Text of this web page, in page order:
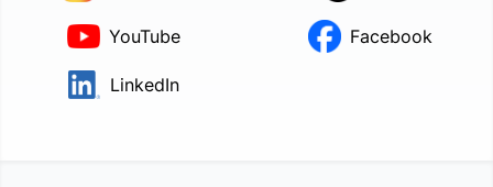
YouTube Facebook
LinkedIn